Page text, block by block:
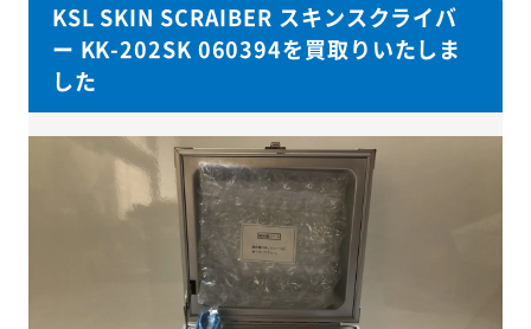
KSL SKIN SCRAIBER スキンスクライバ
ー KK-202SK 060394を買取りいたしま
した